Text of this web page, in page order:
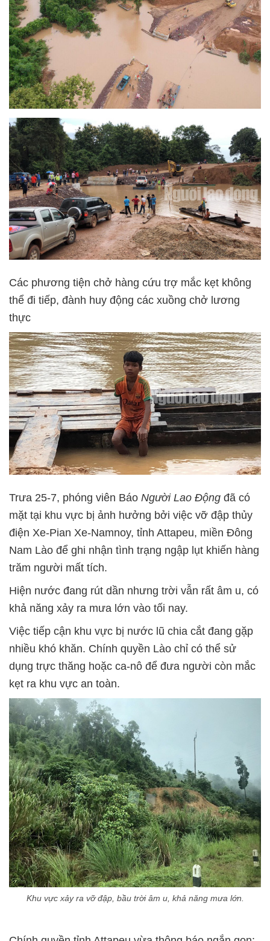
Các phương tiện chở hàng cứu trợ mắc kẹt không
thể đi tiếp, đành huy động các xuồng chở lương
thực
Trưa 25-7, phóng viên Báo Người Lao Động đã có
mặt tại khu vực bị ảnh hưởng bởi việc vỡ đập thủy
điện Xe-Pian Xe-Namnoy, tỉnh Attapeu, miền Đông
Nam Lào để ghi nhận tình trạng ngập lụt khiến hàng
trăm người mất tích.
Hiện nước đang rút dần nhưng trời vẫn rất âm u, có
khả năng xảy ra mưa lớn vào tối nay.
Việc tiếp cận khu vực bị nước lũ chia cắt đang gặp
nhiều khó khăn. Chính quyền Lào chỉ có thể sử
dụng trực thăng hoặc ca-nô để đưa người còn mắc
kẹt ra khu vực an toàn.
Khu vực xảy ra vỡ đập, bầu trời âm u, khả năng mưa lớn.